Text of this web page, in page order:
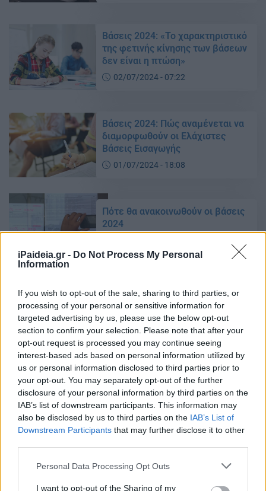
iPaideia.gr - Do Not Process My Personal
Information
If you wish to opt-out of the sale, sharing to third parties, or
processing of your personal or sensitive information for
targeted advertising by us, please use the below opt-out
section to confirm your selection. Please note that after your
opt-out request is processed you may continue seeing
interest-based ads based on personal information utilized by
us or personal information disclosed to third parties prior to
your opt-out. You may separately opt-out of the further
disclosure of your personal information by third parties on the
IAB’s list of downstream participants. This information may
also be disclosed by us to third parties on the IAB’s List of
Downstream Participants that may further disclose it to other
Please note that this website/app uses one or more Google
not limited to your visit or usage behaviour. You may click to
Personal Data Processing Opt Outs
I want to opt-out of the Sharing of my
Βάσεις 2024: «Το χαρακτηριστικό
της φετινής κίνησης των βάσεων
δεν είναι η πτώση»
02/07/2024 - 07:22
Βάσεις 2024: Πώς αναμένεται να
διαμορφωθούν οι Ελάχιστες
Βάσεις Εισαγωγής
01/07/2024 - 18:08
Πότε θα ανακοινωθούν οι βάσεις
2024
περιζήτητες σχολές
01/07/2024 - 08:37
Βάσεις 2024: Βούλιαξε ο αριθμός
των αριστούχων – Πού και πόσο
πέφτουν – Δείτε πίνακες
30/06/2024 - 10:57
Βάσεις 2024: Σε αυτές τις σχολές
έρχεται πτώση